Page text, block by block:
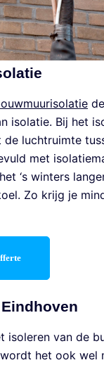
isolatie. Bij het
luchtruimte
met
‘s winters
Zo krijg je
isoleren van de
het ook wel